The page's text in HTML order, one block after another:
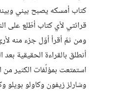
كتاب أمسكه يصبح بيني
قرائتي لأي كتاب أطّلع على
ومن ثمّ أقرأ أوّل جزء منه
أنطلق بالقراءة الحقيقية بعد
استمتعت بمؤلّفات الكثير
وشارلز زيفون وكاولو